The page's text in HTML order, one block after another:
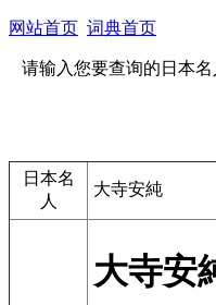
网站首页 词典首页
请输入您要查询的日本名
日本名
人
大寺安純
大寺安